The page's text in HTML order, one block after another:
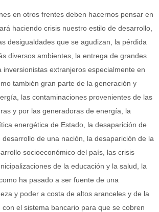
en otros frentes deben hacernos pensar en
haciendo crisis nuestro estilo de desarrollo,
desigualdades que se agudizan, la pérdida
diversos ambientes, la entrega de grandes
inversionistas extranjeros especialmente en
también gran parte de la generación y
las contaminaciones provenientes de las
y por las generadoras de energía, la
energética de Estado, la desaparición de
de una nación, la desaparición de la
socioeconómico del país, las crisis
de la educación y la salud, la
ha pasado a ser fuente de una
y poder a costa de altos aranceles y de la
el sistema bancario para que se cobren